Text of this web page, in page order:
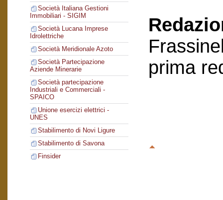
Società Italiana Gestioni
Immobiliari - SIGIM
Società Lucana Imprese
Idrolettriche
Società Meridionale Azoto
Società Partecipazione
Aziende Minerarie
Società partecipazione
Industriali e Commerciali -
SPAICO
Unione esercizi elettrici -
UNES
Stabilimento di Novi Ligure
Stabilimento di Savona
Finsider
prima